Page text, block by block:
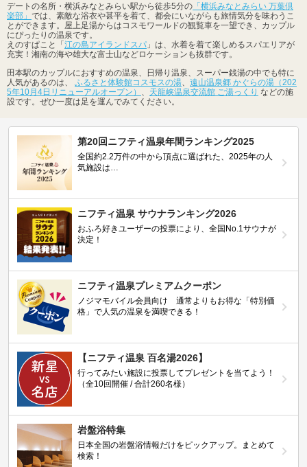
デートの名所・横浜みなとみらい駅から徒歩5分の 「横浜みなとみらい 万葉倶
楽部」 では、素敵な浴衣や甚平を着て、都会にいながらも旅情気分を味わうこ
とができます。屋上足湯からはコスモワールドの観覧車を一望でき、カップル
にぴったりの温泉です。
えのすぱこと「江の島アイランドスパ 」は、水着を着て楽しめるスパエリアが
充実！湘南の海や雄大な富士山などロケーションも抜群です。
田本駅のカップルにおすすめの温泉、日帰り温泉、スーパー銭湯の中でも特に
人気があるのは、 ふるさと体験館コスモスの湯
遠山温泉郷 かぐらの湯（202
5年10月4日リニューアルオープン）
天龍峡温泉交流館 ご湯っくり などの施
設です。ぜひ一度は足を運んでみてください。
第20回ニフティ温泉年間ランキング2025
全国約2.2万件の中から頂点に選ばれた、2025年の人
気施設は…
ニフティ温泉 サウナランキング2026
おふろ好きユーザーの投票により、全国No.1サウナが
決定！
ニフティ温泉プレミアムクーポン
ノジマモバイル会員向け 通常よりもお得な「特別価
格」で人気の温泉を満喫できる！
【ニフティ温泉 百名湯2026】
行ってみたい施設に投票してプレゼントを当てよう！
（全10回開催 / 合計260名様）
岩盤浴特集
日本全国の岩盤浴情報だけをピックアップ。まとめて
検索！